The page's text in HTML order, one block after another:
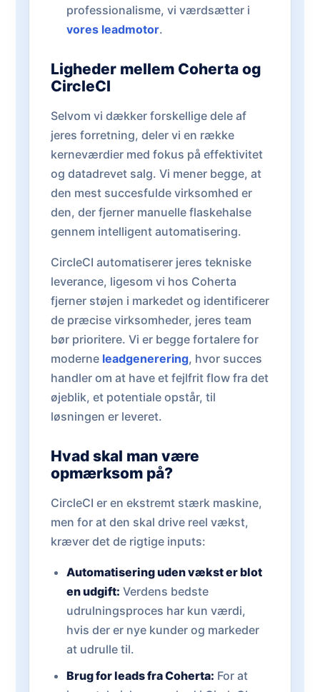
professionalisme, vi værdsætter i
vores leadmotor.
Ligheder mellem Coherta og
CircleCI
Selvom vi dækker forskellige dele af
jeres forretning, deler vi en række
kerneværdier med fokus på effektivitet
og datadrevet salg. Vi mener begge, at
den mest succesfulde virksomhed er
den, der fjerner manuelle flaskehalse
gennem intelligent automatisering.
CircleCI automatiserer jeres tekniske
leverance, ligesom vi hos Coherta
fjerner støjen i markedet og identificerer
de præcise virksomheder, jeres team
bør prioritere. Vi er begge fortalere for
moderne leadgenerering, hvor succes
handler om at have et fejlfrit flow fra det
øjeblik, et potentiale opstår, til
løsningen er leveret.
Hvad skal man være
opmærksom på?
CircleCI er en ekstremt stærk maskine,
men for at den skal drive reel vækst,
kræver det de rigtige inputs:
Automatisering uden vækst er blot
en udgift: Verdens bedste
udrulningsproces har kun værdi,
hvis der er nye kunder og markeder
at udrulle til.
Brug for leads fra Coherta: For at